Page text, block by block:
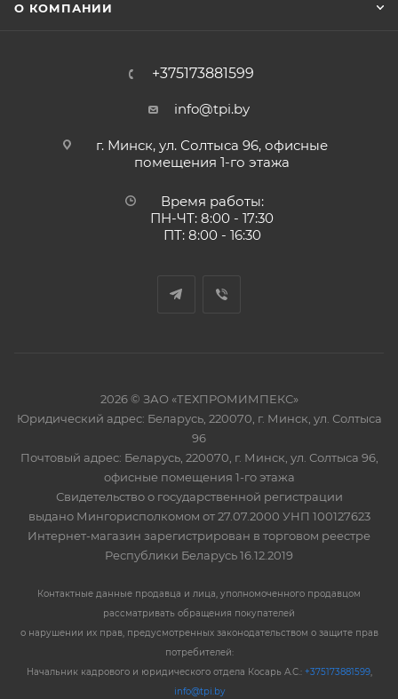
О КОМПАНИИ
+375173881599
info@tpi.by
г. Минск, ул. Солтыса 96, офисные
помещения 1-го этажа
Время работы:
ПН-ЧТ: 8:00 - 17:30
ПТ: 8:00 - 16:30
2026 © ЗАО «ТЕХПРОМИМПЕКС»
Юридический адрес: Беларусь, 220070, г. Минск, ул. Солтыса
96
Почтовый адрес: Беларусь, 220070, г. Минск, ул. Солтыса 96,
офисные помещения 1-го этажа
Свидетельство о государственной регистрации
выдано Мингорисполкомом от 27.07.2000 УНП 100127623
Интернет-магазин зарегистрирован в торговом реестре
Республики Беларусь 16.12.2019
Контактные данные продавца и лица, уполномоченного продавцом
рассматривать обращения покупателей
о нарушении их прав, предусмотренных законодательством о защите прав
потребителей:
Начальник кадрового и юридического отдела Косарь А.С.: +375173881599,
info@tpi.by